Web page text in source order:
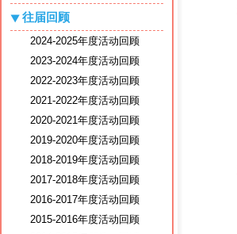
往届回顾
2024-2025年度活动回顾
2023-2024年度活动回顾
2022-2023年度活动回顾
2021-2022年度活动回顾
2020-2021年度活动回顾
2019-2020年度活动回顾
2018-2019年度活动回顾
2017-2018年度活动回顾
2016-2017年度活动回顾
2015-2016年度活动回顾